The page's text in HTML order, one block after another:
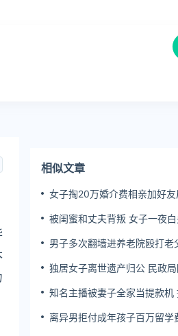
相似文章
女子掏20万婚介费相亲加好友
被闺蜜和丈夫背叛 女子一夜
男子多次翻墙进养老院殴打老
独居女子离世遗产归公 民政
知名主播被妻子全家当提款机
离异男拒付成年孩子百万留学